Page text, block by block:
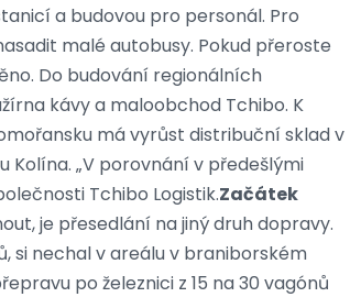
a budovou pro personál. Pro
malé autobusy. Pokud přeroste
Do budování regionálních
kávy a maloobchod Tchibo. K
má vyrůst distribuční sklad v
Kolína. „V porovnání v předešlými
Tchibo Logistik.Začátek
je přesedlání na jiný druh dopravy.
si nechal v areálu v braniborském
po železnici z 15 na 30 vagónů